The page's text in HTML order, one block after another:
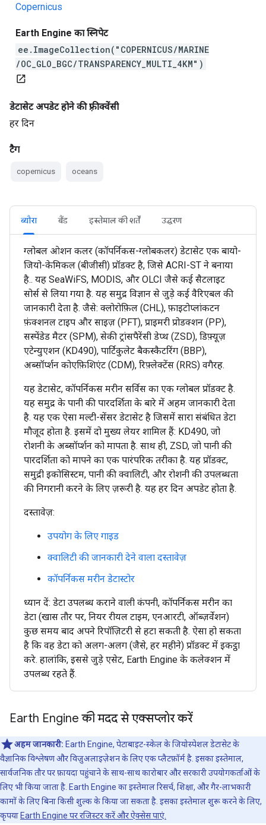
Copernicus
Earth Engine का स्निपेट
ee.ImageCollection("COPERNICUS/MARINE
/OC_GLO_BGC/TRANSPARENCY_MULTI_4KM")
open_in_new
डेटासेट अपडेट होने की फ़्रीक्वेंसी
हर दिन
टैग
copernicus oceans
ब्यौरा बैंड इस्तेमाल की शर्तें उद्धरण
ग्लोबल ओशन कलर (कॉपर्निकस-ग्लोबकलर) डेटासेट एक बायो-
जियो-केमिकल (बीजीसी) प्रॉडक्ट है, जिसे ACRI-ST ने बनाया
है.. यह SeaWiFS, MODIS, और OLCI जैसे कई सैटलाइट
सोर्स से लिया गया है. यह समुद्र विज्ञान से जुड़े कई वैरिएबल की
जानकारी देता है. जैसे: क्लोरोफ़िल (CHL), फ़ाइटोप्लांकटन
फ़ंक्शनल टाइप और साइज़ (PFT), प्राइमरी प्रोडक्शन (PP),
सस्पेंडेड मैटर (SPM), सेकी ट्रांसपैरेंसी डेप्थ (ZSD), डिफ़्यूज़
एटेन्युएशन (KD490), पार्टिकुलेट बैकस्कैटरिंग (BBP),
अब्सॉर्प्शन कोएफ़िशिएंट (CDM), रिफ़्लेक्टेंस (RRS) वगैरह.
यह डेटासेट, कॉपर्निकस मरीन सर्विस का एक ग्लोबल प्रॉडक्ट है.
यह समुद्र के पानी की पारदर्शिता के बारे में अहम जानकारी देता
है. यह एक ऐसा मल्टी-सेंसर डेटासेट है जिसमें सारा संबंधित डेटा
मौजूद होता है. इसमें दो मुख्य लेयर शामिल हैं: KD490, जो
रोशनी के अब्सॉर्प्शन को मापता है. साथ ही, ZSD, जो पानी की
पारदर्शिता को मापने का एक पारंपरिक तरीका है. यह प्रॉडक्ट,
समुद्री इकोसिस्टम, पानी की क्वालिटी, और रोशनी की उपलब्धता
की निगरानी करने के लिए ज़रूरी है. यह हर दिन अपडेट होता है.
दस्तावेज़:
उपयोग के लिए गाइड
क्वालिटी की जानकारी देने वाला दस्तावेज़
कॉपर्निकस मरीन डेटास्टोर
ध्यान दें: डेटा उपलब्ध कराने वाली कंपनी, कॉपर्निकस मरीन का
डेटा (खास तौर पर, नियर रीयल टाइम, एनआरटी, ऑब्ज़र्वेशन)
कुछ समय बाद अपने रिपॉज़िटरी से हटा सकती है. ऐसा हो सकता
है कि वह डेटा को अलग-अलग (जैसे, हर महीने) प्रॉडक्ट में इकट्ठा
करे. हालांकि, इससे जुड़े एसेट, Earth Engine के कलेक्शन में
उपलब्ध रहते हैं.
Earth Engine की मदद से एक्सप्लोर करें
अहम जानकारी: Earth Engine, पेटाबाइट-स्केल के जियोस्पेशल डेटासेट के
वैज्ञानिक विश्लेषण और विज़ुअलाइज़ेशन के लिए एक प्लैटफ़ॉर्म है. इसका इस्तेमाल,
सार्वजनिक तौर पर फ़ायदा पहुंचाने के साथ-साथ कारोबार और सरकारी उपयोगकर्ताओं के
लिए भी किया जाता है. Earth Engine का इस्तेमाल रिसर्च, शिक्षा, और गैर-लाभकारी
कामों के लिए बिना किसी शुल्क के किया जा सकता है. इसका इस्तेमाल शुरू करने के लिए,
कृपया Earth Engine पर रजिस्टर करें और ऐक्सेस पाएं.